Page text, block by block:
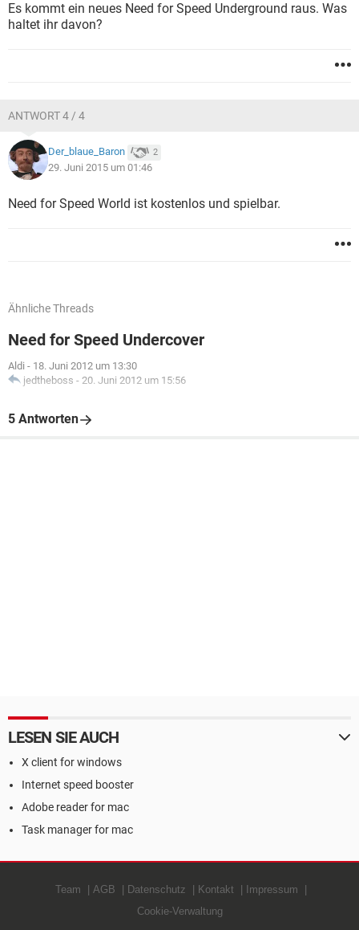
Es kommt ein neues Need for Speed Underground raus. Was
haltet ihr davon?
ANTWORT 4 / 4
Der_blaue_Baron 2
29. Juni 2015 um 01:46
Need for Speed World ist kostenlos und spielbar.
Ähnliche Threads
Need for Speed Undercover
Aldi - 18. Juni 2012 um 13:30
jedtheboss - 20. Juni 2012 um 15:56
5 Antworten
LESEN SIE AUCH
X client for windows
Internet speed booster
Adobe reader for mac
Task manager for mac
Team AGB Datenschutz Kontakt
Impressum
Cookie-Verwaltung